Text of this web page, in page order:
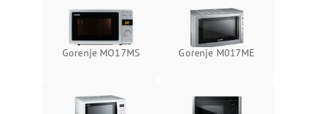
Gorenje MO17MS Gorenje M017ME